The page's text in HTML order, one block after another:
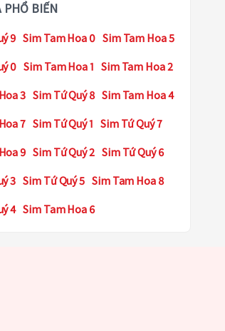
PHỔ BIẾN
9 Sim Tam Hoa 0 Sim Tam Hoa 5
0 Sim Tam Hoa 1 Sim Tam Hoa 2
3 Sim Tứ Quý 8 Sim Tam Hoa 4
7 Sim Tứ Quý 1 Sim Tứ Quý 7
9 Sim Tứ Quý 2 Sim Tứ Quý 6
3 Sim Tứ Quý 5 Sim Tam Hoa 8
4 Sim Tam Hoa 6